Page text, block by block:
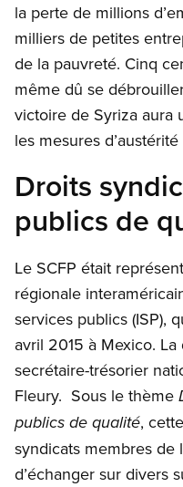
la perte de millions
milliers de petites
de la pauvreté. Cinq
même dû se
victoire de Syriza aura
les mesures
Droits
publics de
Le SCFP était
régionale
services publics (ISP),
avril 2015 à Mexico.
secrétaire-trésorier
Fleury. Sous le thème
publics de qualité,
syndicats membres de
d’échanger sur divers